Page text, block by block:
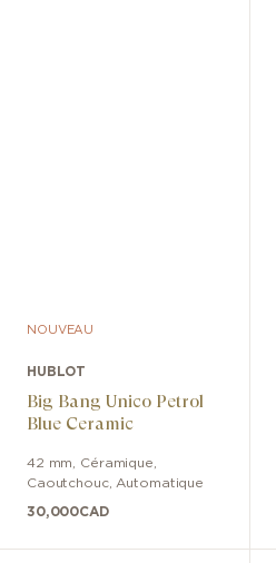
NOUVEAU
HUBLOT
Big Bang Unico Petrol
Blue Ceramic
42 mm Céramique
Caoutchouc, Automatique
30,000CAD